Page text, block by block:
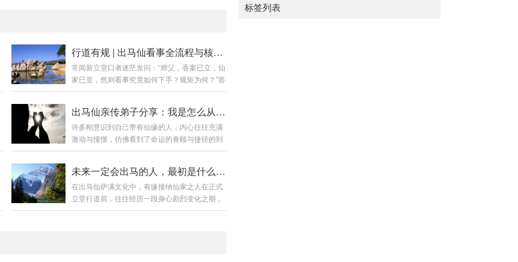
行道有规 | 出马仙看事全流程与核心禁忌详解
常闻新立堂口者迷茫发问：“师父，香案已立，仙
家已至，然则看事究竟如何下手？规矩为何？”答
曰：出马看事，乃是代天宣化、为人解厄之责，
深池，不仅误人，更易自伤。今日便将这看事之
请仙、查事、化解、忌讳，从头至尾，详述分
明。第一章：看事前之准备——请仙、报八字、
踩窍第一要：请仙（搭桥引路）看事之前，必先
家入驻，则无神通可施。常见方法：燃香为引：
香火乃仙家之信号，若无香，则如手机无信号，
信息难通。新弟...
出马仙亲传弟子分享：我是怎么从困境中走出来的
许多刚意识到自己带有仙缘的人，内心往往充满
激动与憧憬，仿佛看到了命运的眷顾与捷径的到
来。然而，这条道路并非坦途，更多时候是一场
与迷茫当身体开始出现莫名不适，被点破带有缘
分时，最初的感受可能是“终于来了”的兴奋，甚
至有一种“高人一等”的虚幻感。于是开始急切地
全网搜寻“有缘人”，渴望早日立堂安位，想象着
未来一定会出马的人，最初是什么样的？
在出马仙萨满文化中，有缘接纳仙家之人在正式
立堂行道前，往往经历一段身心剧烈变化之期，
此现象被称作“磨仙缘”或“仙家磨弟子”。这些征兆
标签列表